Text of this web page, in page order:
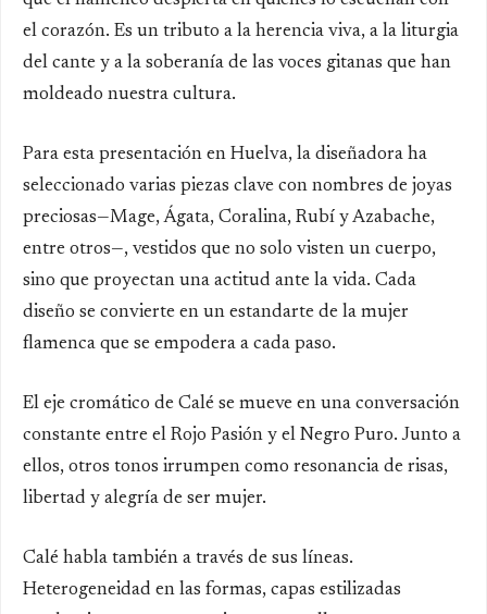
el corazón. Es un tributo a la herencia viva, a la liturgia
del cante y a la soberanía de las voces gitanas que han
moldeado nuestra cultura.
Para esta presentación en Huelva, la diseñadora ha
seleccionado varias piezas clave con nombres de joyas
preciosas—Mage, Ágata, Coralina, Rubí y Azabache,
entre otros—, vestidos que no solo visten un cuerpo,
sino que proyectan una actitud ante la vida. Cada
diseño se convierte en un estandarte de la mujer
flamenca que se empodera a cada paso.
El eje cromático de Calé se mueve en una conversación
constante entre el Rojo Pasión y el Negro Puro. Junto a
ellos, otros tonos irrumpen como resonancia de risas,
libertad y alegría de ser mujer.
Calé habla también a través de sus líneas.
Heterogeneidad en las formas, capas estilizadas